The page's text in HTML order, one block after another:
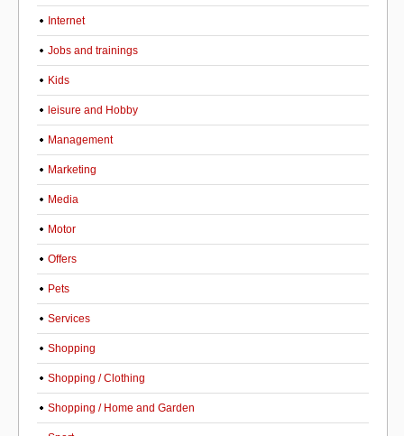
Internet
Jobs and trainings
Kids
leisure and Hobby
Management
Marketing
Media
Motor
Offers
Pets
Services
Shopping
Shopping / Clothing
Shopping / Home and Garden